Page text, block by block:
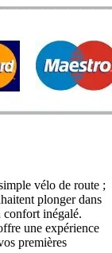
vélo de route ;
plonger dans
inégalé.
une expérience
premières